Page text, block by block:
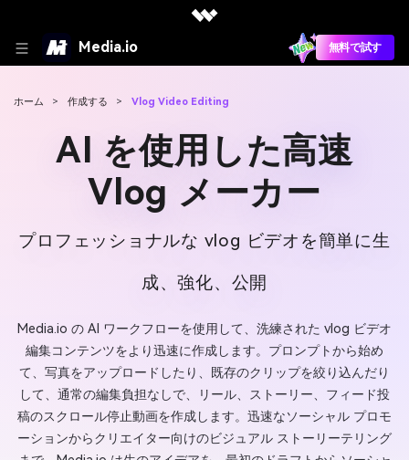
Media.io 無料で試す
ホーム > 作成する > Vlog Video Editing
AI を使用した高速
Vlog メーカー
プロフェッショナルな vlog ビデオを簡単に生
成、強化、公開
Media.io の AI ワークフローを使用して、洗練された vlog ビデオ
編集コンテンツをより迅速に作成します。プロンプトから始め
て、写真をアップロードしたり、既存のクリップを絞り込んだり
して、通常の編集負担なしで、リール、ストーリー、フィード投
稿のスクロール停止動画を作成します。迅速なソーシャル プロモ
ーションからクリエイター向けのビジュアル ストーリーテリング